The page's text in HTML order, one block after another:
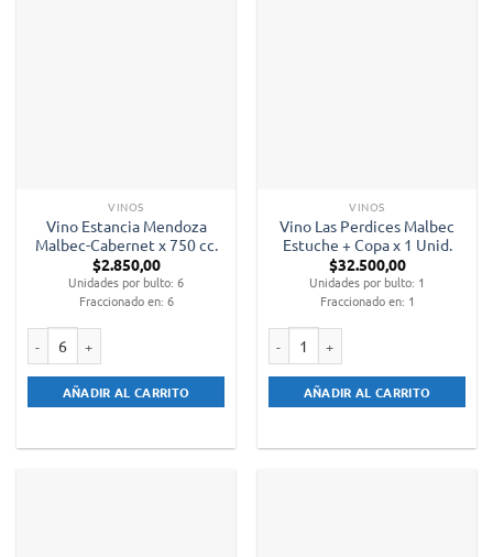
VINOS
Vino Estancia Mendoza
Malbec-Cabernet x 750 cc.
$2.850,00
Unidades por bulto: 6
Fraccionado en: 6
AÑADIR AL CARRITO
VINOS
Vino Las Perdices Malbec
Estuche + Copa x 1 Unid.
$32.500,00
Unidades por bulto: 1
Fraccionado en: 1
AÑADIR AL CARRITO